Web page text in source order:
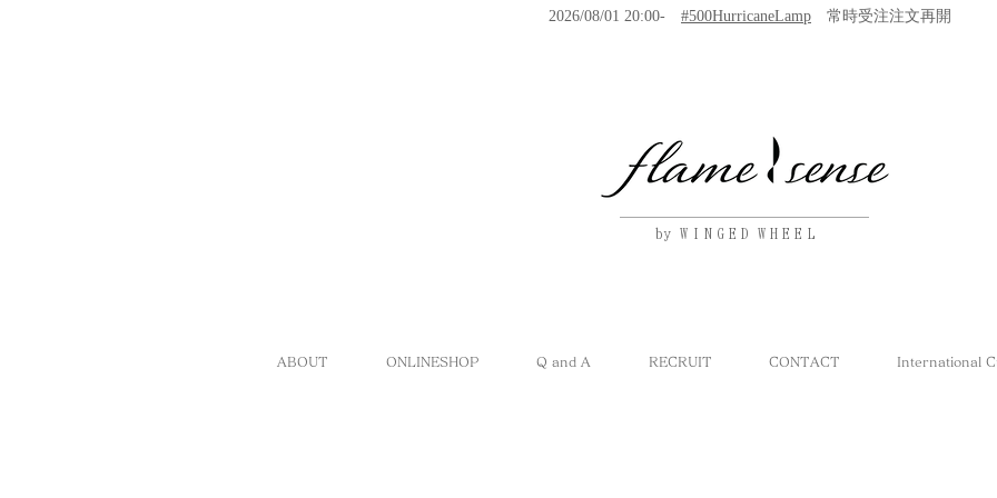
2026/08/01 20:00- #500HurricaneLamp 常時受注注文再開
by W I N G E D W H E E L
ABOUT ONLINESHOP Q and A RECRUIT CONTACT International